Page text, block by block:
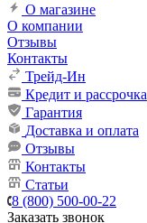
О магазине
О компании
Отзывы
Контакты
Трейд-Ин
Кредит и рассрочка
Гарантия
Доставка и оплата
Отзывы
Контакты
Статьи
8 (800) 500-00-22
Заказать звонок